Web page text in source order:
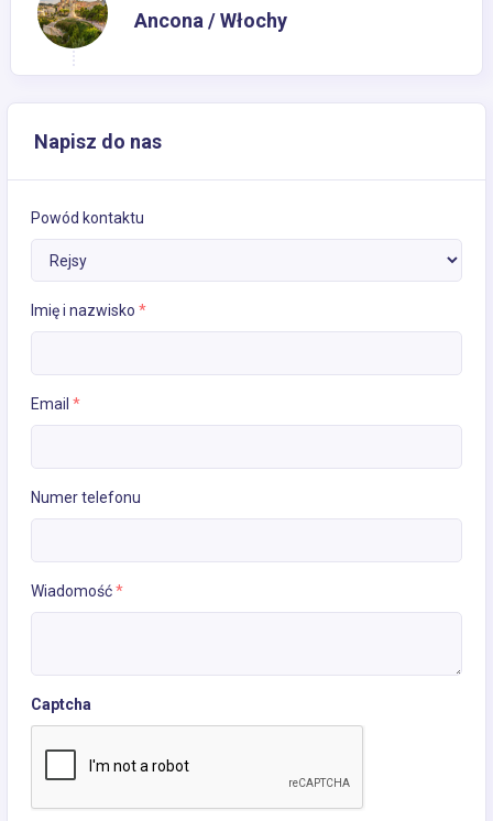
Ancona / Włochy
Napisz do nas
Powód kontaktu
Imię i nazwisko *
Email *
Numer telefonu
Wiadomość*
Captcha